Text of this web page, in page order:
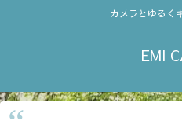
カメラとゆるく
EMI